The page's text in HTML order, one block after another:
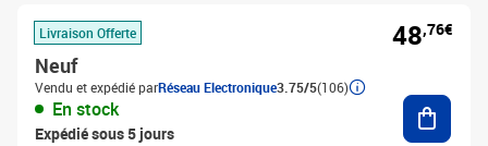
Livraison Offerte
Neuf
Vendu et expédié parRéseau Electronique3.75/5(106)
En stock
Expédié sous 5 jours
48,76€